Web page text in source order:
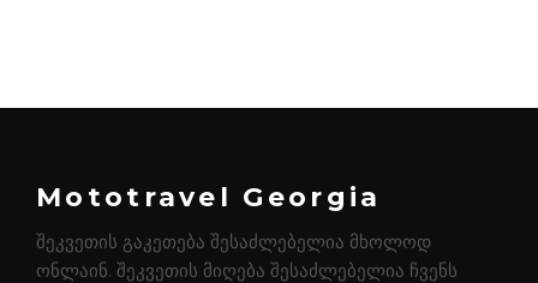
Mototravel Georgia
შეკვეთის გაკეთება შესაძლებელია მხოლოდ
ონლაინ. შეკვეთის მიღება შესაძლებელია ჩვენს